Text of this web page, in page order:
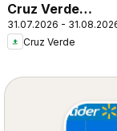
Cruz Verde
Descuentos
31.07.2026 -
Cruz Verde